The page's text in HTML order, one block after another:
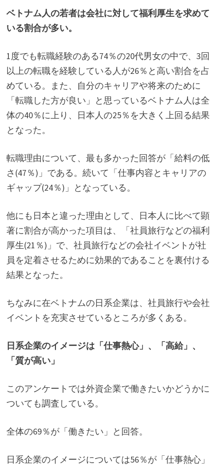
ベトナム人の若者は会社に対して福利厚生を求めて
いる割合が多い。
1度でも転職経験のある74％の20代男女の中で、3回
以上の転職を経験している人が26％と高い割合を占
めている。また、自分のキャリアや将来のために
「転職した方が良い」と思っているベトナム人は全
体の40％に上り、日本人の25％を大きく上回る結果
となった。
転職理由について、最も多かった回答が「給料の低
さ(47％)」である。続いて「仕事内容とキャリアの
ギャップ(24％)」となっている。
他にも日本と違った理由として、日本人に比べて顕
著に割合が高かった項目は、「社員旅行などの福利
厚生(21％)」で、社員旅行などの会社イベントが社
員を定着させるために効果的であることを裏付ける
結果となった。
ちなみに在ベトナムの日系企業は、社員旅行や会社
イベントを充実させているところが多くある。
日系企業のイメージは「仕事熱心」、「高給」、
「質が高い」
このアンケートでは外資企業で働きたいかどうかに
ついても調査している。
全体の69％が「働きたい」と回答。
日系企業のイメージについては56％が「仕事熱心」